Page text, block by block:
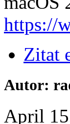
https://
Zitat
Autor:
April